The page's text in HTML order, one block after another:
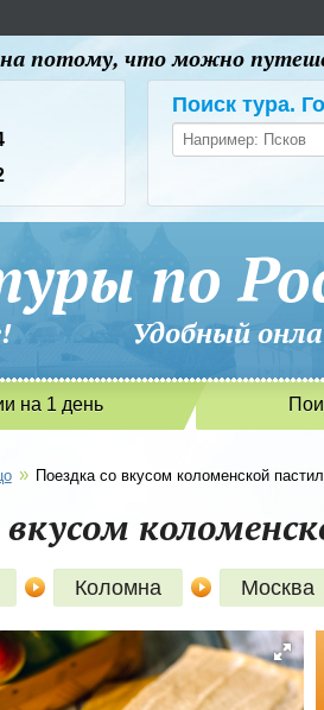
потому, что можно
Поиск тура.
по
Удобный
на 1 день
» Поездка со вкусом коломенской
вкусом
Коломна Москва